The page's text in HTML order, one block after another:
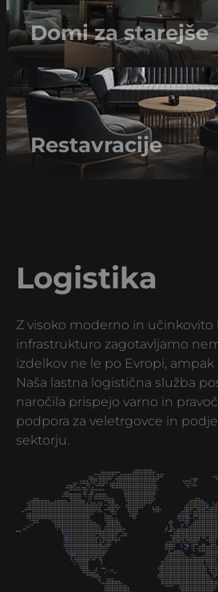
Domi za starejše
Restavracije
Logistika
Z visoko moderno in učinkovito
infrastrukturo zagotavljamo
izdelkov ne le po Evropi, ampak
Naša lastna logistična služba
naročila prispejo varno in
podpora za veletrgovce in
sektorju.